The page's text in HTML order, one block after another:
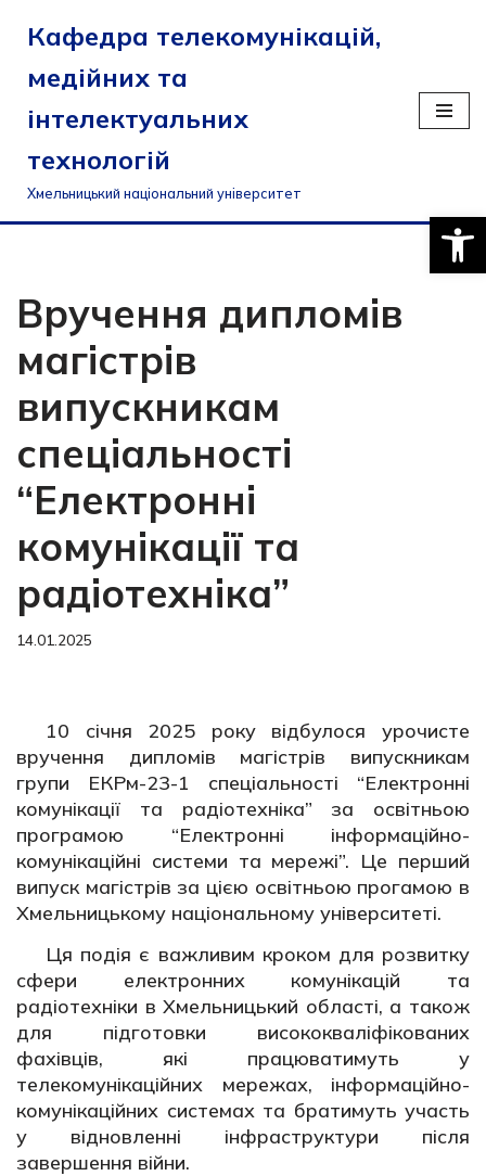
Перейти
до
вмісту
Кафедра телекомунікацій,
медійних та
інтелектуальних
технологій
Хмельницький національний університет
Вручення дипломів
магістрів
випускникам
спеціальності
“Електронні
комунікації та
радіотехніка”
14.01.2025
10 січня 2025 року відбулося урочисте
вручення дипломів магістрів випускникам
групи ЕКРм-23-1 спеціальності “Електронні
комунікації та радіотехніка” за освітньою
програмою “Електронні інформаційно-
комунікаційні системи та мережі”. Це перший
випуск магістрів за цією освітньою прогамою в
Хмельницькому національному університеті.
Ця подія є важливим кроком для розвитку
сфери електронних комунікацій та
радіотехніки в Хмельницький області, а також
для підготовки висококваліфікованих
фахівців, які працюватимуть у
телекомунікаційних мережах, інформаційно-
комунікаційних системах та братимуть участь
у відновленні інфраструктури після
завершення війни.